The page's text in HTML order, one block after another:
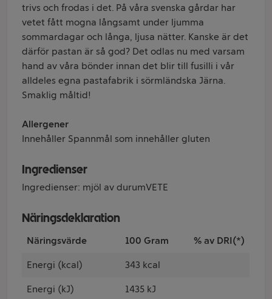
trivs och frodas i det. På våra svenska gårdar har
vetet fått mogna långsamt under ljumma
sommardagar och långa, ljusa nätter. Kanske är det
därför pastan är så god? Det odlas nu med varsam
hand av våra bönder innan det blir till fusilli i vår
alldeles egna pastafabrik i sörmländska Järna.
Smaklig måltid!
Allergener
Innehåller Spannmål som innehåller gluten
Ingredienser
Ingredienser: mjöl av durumVETE
Näringsdeklaration
Näringsvärde 100 Gram % av DRI(*)
Energi (kcal) 343 kcal
Energi (kJ) 1435 kJ